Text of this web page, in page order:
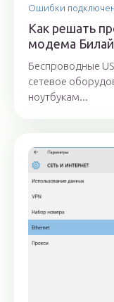
Ошибки
Как решать
модема
Беспроводные
сетевое
ноутбукам...